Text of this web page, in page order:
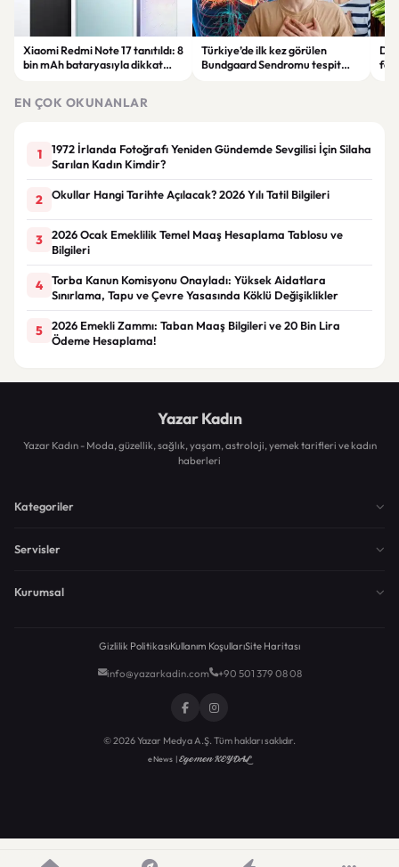
Xiaomi Redmi Note 17 tanıtıldı: 8
bin mAh bataryasıyla dikkat
Türkiye’de ilk kez görülen
Bundgaard Sendromu tespit
EN ÇOK OKUNANLAR
1
1972 İrlanda Fotoğrafı Yeniden Gündemde Sevgilisi İçin Silaha
Sarılan Kadın Kimdir?
2 Okullar Hangi Tarihte Açılacak? 2026 Yılı Tatil Bilgileri
3
2026 Ocak Emeklilik Temel Maaş Hesaplama Tablosu ve
Bilgileri
4
Torba Kanun Komisyonu Onayladı: Yüksek Aidatlara
Sınırlama, Tapu ve Çevre Yasasında Köklü Değişiklikler
5
2026 Emekli Zammı: Taban Maaş Bilgileri ve 20 Bin Lira
Ödeme Hesaplama!
Yazar Kadın
Yazar Kadın - Moda, güzellik, sağlık, yaşam, astroloji, yemek tarifleri ve kadın
haberleri
Kategoriler
Servisler
Kurumsal
Gizlilik PolitikasıKullanım KoşullarıSite Haritası
info@yazarkadin.com +90 501 379 08 08
© 2026 Yazar Medya A.Ş. Tüm hakları saklıdır.
eNews |Egemen KEYDAL